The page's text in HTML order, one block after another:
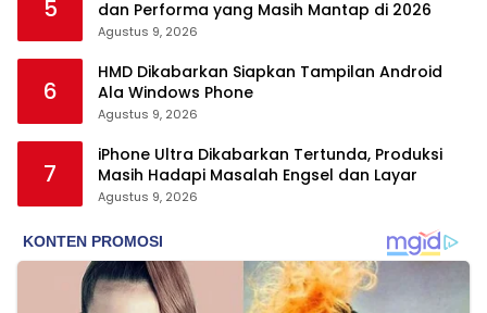
5
dan Performa yang Masih Mantap di 2026
Agustus 9, 2026
6
HMD Dikabarkan Siapkan Tampilan Android
Ala Windows Phone
Agustus 9, 2026
7
iPhone Ultra Dikabarkan Tertunda, Produksi
Masih Hadapi Masalah Engsel dan Layar
Agustus 9, 2026